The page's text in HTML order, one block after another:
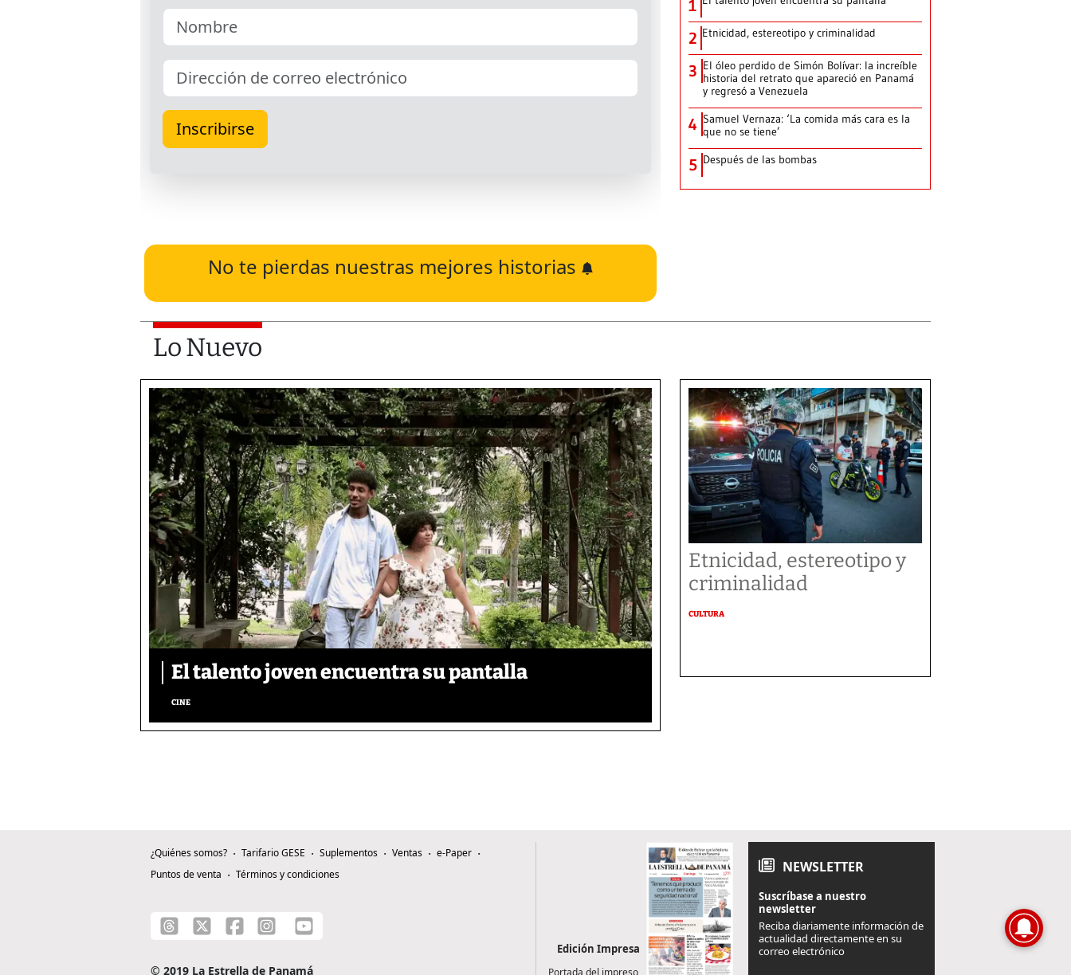
No te pierdas nuestras mejores historias
1
2 Etnicidad, estereotipo y criminalidad
3 El óleo perdido de Simón Bolívar: la increíble
historia del retrato que apareció en Panamá
y regresó a Venezuela
4 Samuel Vernaza: ‘La comida más cara es la
que no se tiene’
5 Después de las bombas
Lo Nuevo
El talento joven encuentra su pantalla​
CINE
Etnicidad, estereotipo y
criminalidad
CULTURA
¿Quiénes somos? Tarifario GESE Suplementos Ventas
e-Paper
Puntos de venta
Términos y condiciones
© 2019 La Estrella de Panamá
Edición Impresa
NEWSLETTER
Suscríbase a nuestro
newsletter
Reciba diariamente información de
actualidad directamente en su
correo electrónico